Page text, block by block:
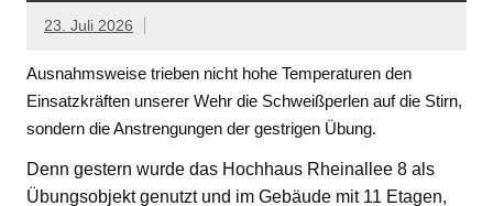
23. Juli 2026
Ausnahmsweise trieben nicht hohe Temperaturen den
Einsatzkräften unserer Wehr die Schweißperlen auf die Stirn,
sondern die Anstrengungen der gestrigen Übung.
Denn gestern wurde das Hochhaus Rheinallee 8 als
Übungsobjekt genutzt und im Gebäude mit 11 Etagen,